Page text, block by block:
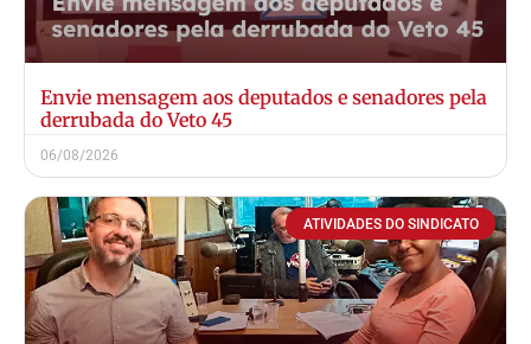
Envie mensagem aos deputados e senadores pela
derrubada do Veto 45
06/08/2026
ATIVIDADES DO SINDICATO